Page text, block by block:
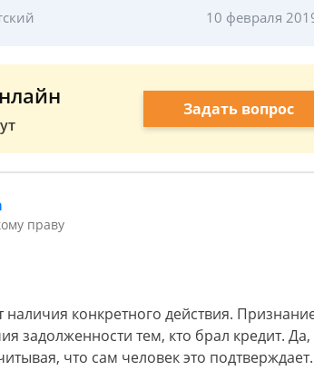
10 февраля
Задать вопрос
праву
наличия конкретного действия.
задолженности тем, кто брал кредит. Да,
что сам человек это подтверждает.